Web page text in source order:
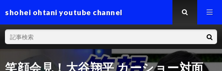
shohei ohtani youtube channel
笑顔会見！大谷翔平 カーショー対面